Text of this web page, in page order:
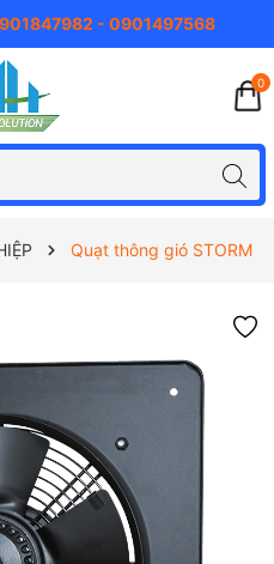
- 0901497568
0
Quạt thông gió STORM